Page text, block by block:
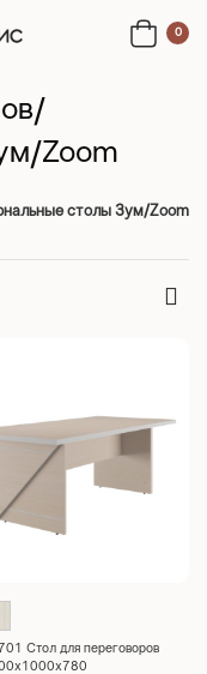
0
Zoom
столы Зум/Zoom
Стол для переговоров